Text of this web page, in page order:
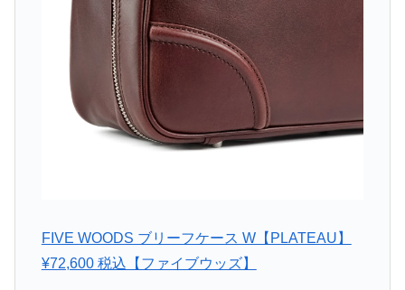
FIVE WOODS ブリーフケース W【PLATEAU】
¥72,600 税込【ファイブウッズ】